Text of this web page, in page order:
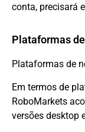
conta, precisará
Plataformas
Plataformas de
Em termos de
RoboMarkets
versões desktop